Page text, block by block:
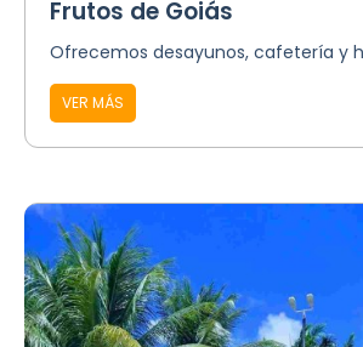
Frutos de Goiás
Ofrecemos desayunos, cafetería y
VER MÁS